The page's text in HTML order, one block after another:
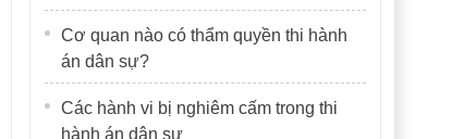
Cơ quan nào có thẩm quyền thi hành
án dân sự?
Các hành vi bị nghiêm cấm trong thi
hành án dân sự